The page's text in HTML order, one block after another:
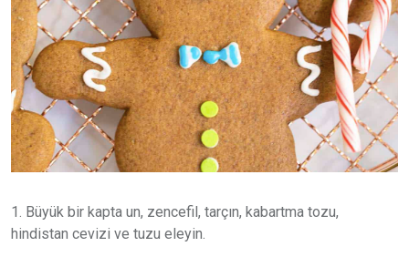
1. Büyük bir kapta un, zencefil, tarçın, kabartma tozu,
hindistan cevizi ve tuzu eleyin.